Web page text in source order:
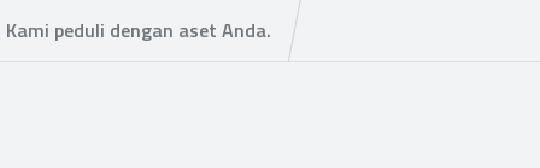
Kami peduli dengan aset Anda.